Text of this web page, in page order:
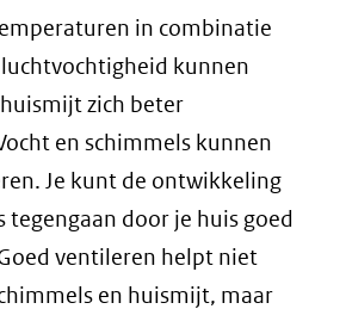
in combinatie
kunnen
zich beter
en schimmels kunnen
Je kunt de ontwikkeling
tegengaan door je huis goed
ventileren helpt niet
en huismijt, maar